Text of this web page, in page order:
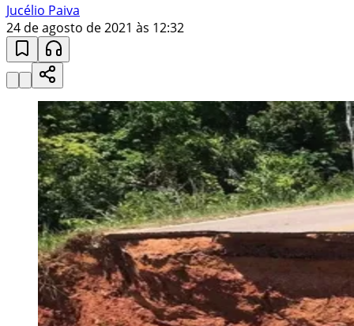
Jucélio Paiva
24 de agosto de 2021 às 12:32